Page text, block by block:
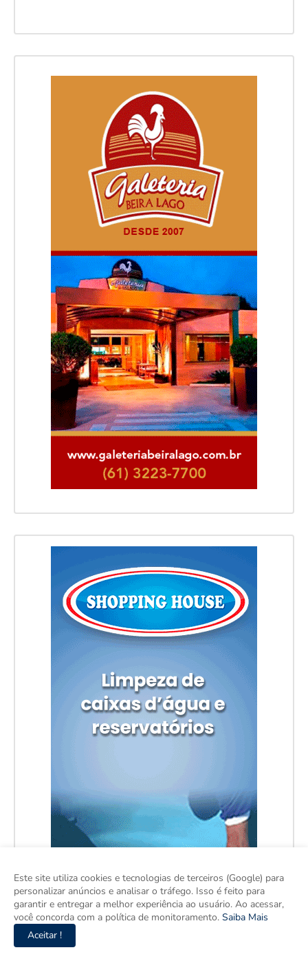
Este site utiliza cookies e tecnologias de terceiros (Google) para
personalizar anúncios e analisar o tráfego. Isso é feito para
garantir e entregar a melhor experiência ao usuário. Ao acessar,
você concorda com a política de monitoramento. Saiba Mais
Aceitar !